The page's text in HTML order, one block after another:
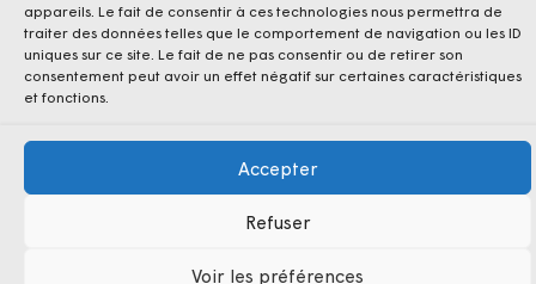
appareils. Le fait de consentir à ces technologies nous permettra de
traiter des données telles que le comportement de navigation ou les ID
uniques sur ce site. Le fait de ne pas consentir ou de retirer son
consentement peut avoir un effet négatif sur certaines caractéristiques
et fonctions.
Accepter
Refuser
Voir les préférences
Mentions légales Politique de confidentialité
Cookies
Conditions Générales de Vente